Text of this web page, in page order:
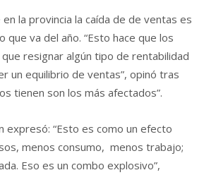
la provincia la caída de de ventas es
que va del año. “Esto hace que los
resignar algún tipo de rentabilidad
un equilibrio de ventas”, opinó tras
tienen son los más afectados”.
expresó: “Esto es como un efecto
menos consumo, menos trabajo;
Eso es un combo explosivo”,